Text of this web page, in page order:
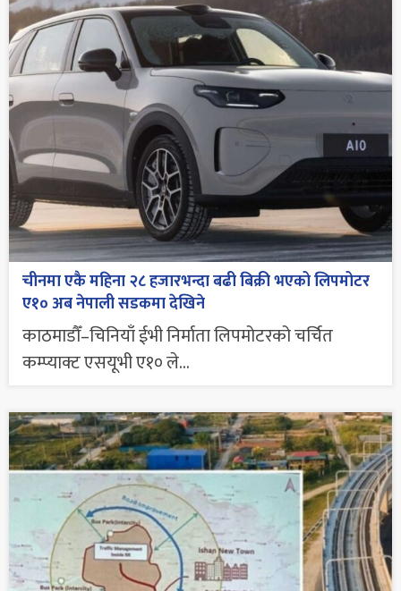
चीनमा एकै महिना २८ हजारभन्दा बढी बिक्री भएको लिपमोटर
ए१० अब नेपाली सडकमा देखिने
काठमाडौँ–चिनियाँ ईभी निर्माता लिपमोटरको चर्चित
कम्प्याक्ट एसयूभी ए१० ले...